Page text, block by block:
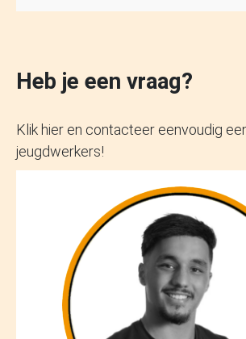
Heb je een vraag?
Klik hier en contacteer eenvoudig
jeugdwerkers!